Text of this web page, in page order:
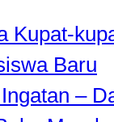
Kupat-
Baru
–